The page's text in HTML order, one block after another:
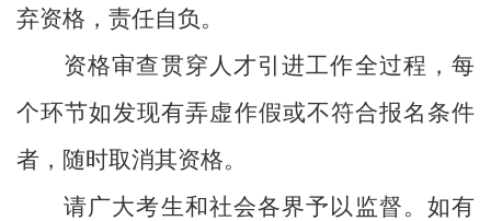
弃资格，责任自负。
资格审查贯穿人才引进工作全过程，每
个环节如发现有弄虚作假或不符合报名条件
者，随时取消其资格。
请广大考生和社会各界予以监督。如有